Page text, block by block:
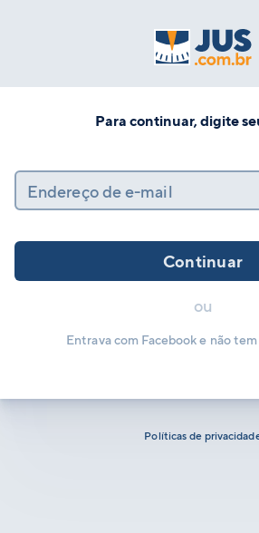
Para continuar, digite
Endereço de e-mail
Continuar
ou
Entrava com Facebook e não tem
Políticas de